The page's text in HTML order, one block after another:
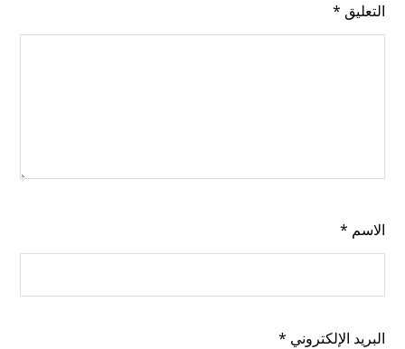
التعليق *
الاسم *
البريد الإلكتروني *